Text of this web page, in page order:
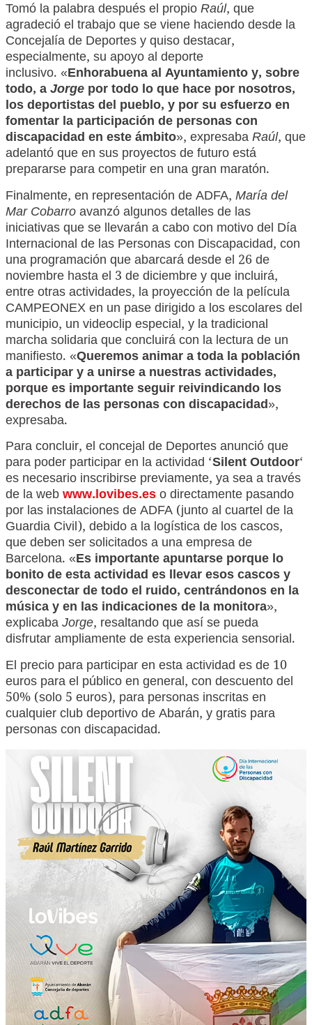
Tomó la palabra después el propioRaúl, que
agradeció el trabajo que se viene haciendo desde la
Concejalía de Deportes y quiso destacar,
especialmente, su apoyo al deporte
inclusivo. «Enhorabuena al Ayuntamiento y, sobre
todo, aJorge por todo lo que hace por nosotros,
los deportistas del pueblo, y por su esfuerzo en
fomentar la participación de personas con
discapacidad en este ámbito», expresabaRaúl, que
adelantó que en sus proyectos de futuro está
prepararse para competir en una gran maratón.
Finalmente, en representación de ADFA, María del
Mar Cobarroavanzó algunos detalles de las
iniciativas que se llevarán a cabo con motivo del Día
Internacional de las Personas con Discapacidad, con
una programación que abarcará desde el 26 de
noviembre hasta el 3 de diciembre y que incluirá,
entre otras actividades, la proyección de la película
CAMPEONEX en un pase dirigido a los escolares del
municipio, un videoclip especial, y la tradicional
marcha solidaria que concluirá con la lectura de un
manifiesto. «Queremos animar a toda la población
a participar y a unirse a nuestras actividades,
porque es importante seguir reivindicando los
derechos de las personas con discapacidad»,
expresaba.
Para concluir, el concejal de Deportes anunció que
para poder participar en la actividad ‘Silent Outdoor‘
es necesario inscribirse previamente, ya sea a través
de la webwww.lovibes.eso directamente pasando
por las instalaciones de ADFA (junto al cuartel de la
Guardia Civil), debido a la logística de los cascos,
que deben ser solicitados a una empresa de
Barcelona. «Es importante apuntarse porque lo
bonito de esta actividad es llevar esos cascos y
desconectar de todo el ruido, centrándonos en la
música y en las indicaciones de la monitora»,
explicabaJorge, resaltando que así se pueda
disfrutar ampliamente de esta experiencia sensorial.
El precio para participar en esta actividad es de 10
euros para el público en general, con descuento del
50% (solo 5 euros), para personas inscritas en
cualquier club deportivo de Abarán, y gratis para
personas con discapacidad.